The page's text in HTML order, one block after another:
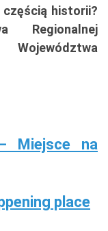
częścią historii?
Regionalnej
Miejsce na
place